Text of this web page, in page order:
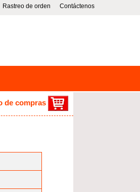
Contáctenos
Rastreo de orden
de compras